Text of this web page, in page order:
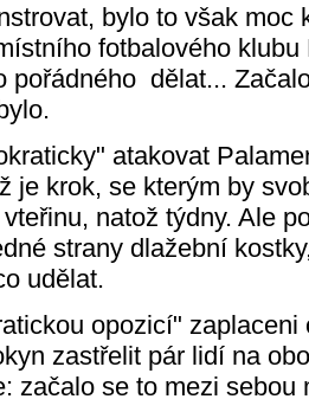
bylo to však moc
fotbalového
pořádného dělat...
atakovat
je krok, se kterým by
natož týdny. Ale
strany dlažební
udělat.
opozicí"
zastřelit pár lidí na
začalo se to mezi sebou